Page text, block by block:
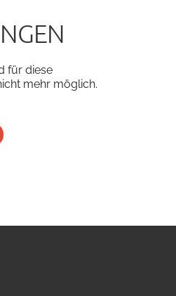
für diese
mehr möglich.